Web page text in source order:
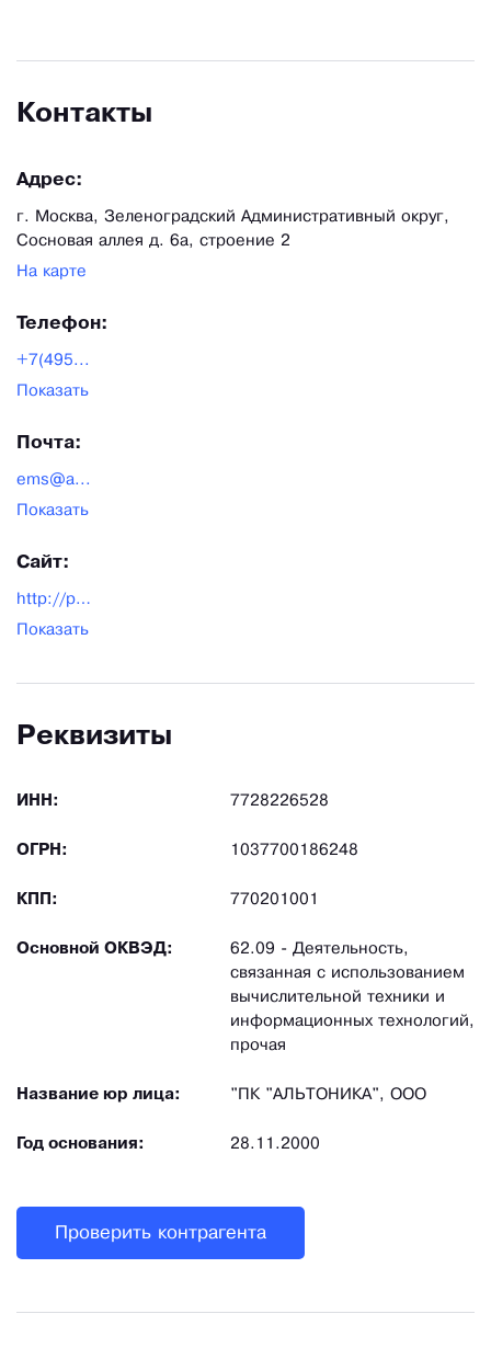
при объемах в десятки тысяч единиц в месяц.
Контакты
Адрес:
г. Москва, Зеленоградский Административный округ,
Сосновая аллея д. 6а, строение 2
На карте
Телефон:
+7(495...
Показать
Почта:
ems@a...
Показать
Сайт:
http://pk-altonika.ru/
Показать
Реквизиты
ИНН: 7728226528
ОГРН: 1037700186248
КПП: 770201001
Основной ОКВЭД:
62.09 - Деятельность,
связанная с использованием
вычислительной техники и
информационных технологий,
прочая
Название юр лица: "ПК "АЛЬТОНИКА", ООО
Год основания: 28.11.2000
Проверить контрагента